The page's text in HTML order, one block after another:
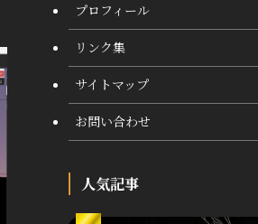
プロフィール
リンク集
サイトマップ
お問い合わせ
人気記事